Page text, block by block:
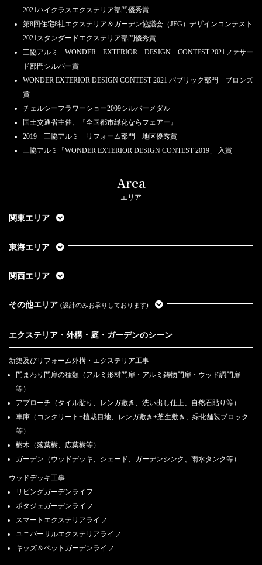
2021ハイクラスエクステリア部門優秀賞
第8回住宅8社エクステリア＆ガーデン協議会（JEG）デザインコンテスト
2021スタンダードエクステリア部門優秀賞
三協アルミ WONDER EXTERIOR DESIGN CONTEST 2021ファサー
ド部門シルバー賞
WONDER EXTERIOR DESIGN CONTEST 2021 パブリック部門 ブロンズ
賞
チェルシーフラワーショー2009シルバーメダル
国土交通省主催、『全国都市緑化ならフェアー』
2019 三協アルミ リフォーム部門 地区優秀賞
三協アルミ「WONDER EXTERIOR DESIGN CONTEST 2019」 入賞
Area
エリア
関東エリア
東海エリア
関西エリア
その他エリア (設計のみお承りしております)
エクステリア・外構・庭・ガーデンのシーン
新築及びリフォーム外構・エクステリア工事
門まわり門扉の種類（アルミ形材門扉・アルミ鋳物門扉・ウッド調門扉
等）
アプローチ（タイル貼り、レンガ敷き、洗い出し仕上、自然石貼り等）
車庫（コンクリート+植栽目地、レンガ敷き+芝生敷き、緑化舗装ブロック
等）
樹木（落葉樹、広葉樹等）
ガーデン（ウッドデッキ、シェード、ガーデンシンク、雨水タンク等）
ウッドデッキ工事
リビングガーデンライフ
ポタジェガーデンライフ
スマートエクステリアライフ
ユニバーサルエクステリアライフ
キッズ＆ペットガーデンライフ